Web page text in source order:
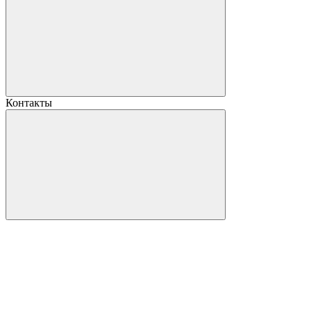
Контакты